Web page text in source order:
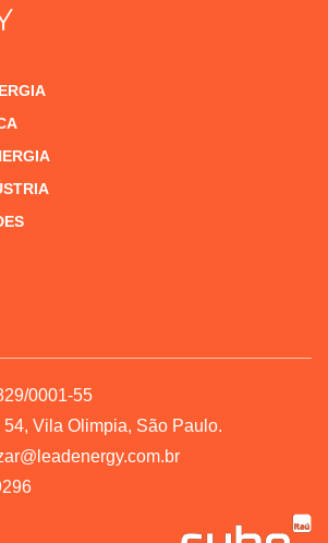
0001-55
Vila Olimpia, São Paulo.